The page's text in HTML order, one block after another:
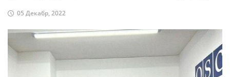
05 Декабр, 2022